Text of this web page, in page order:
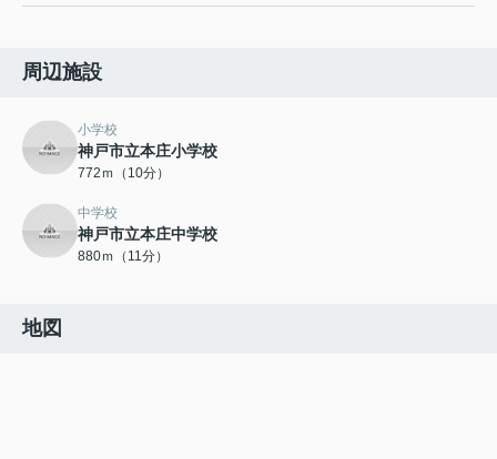
周辺施設
小学校
神戸市立本庄小学校
772ｍ（10分）
中学校
神戸市立本庄中学校
880ｍ（11分）
地図